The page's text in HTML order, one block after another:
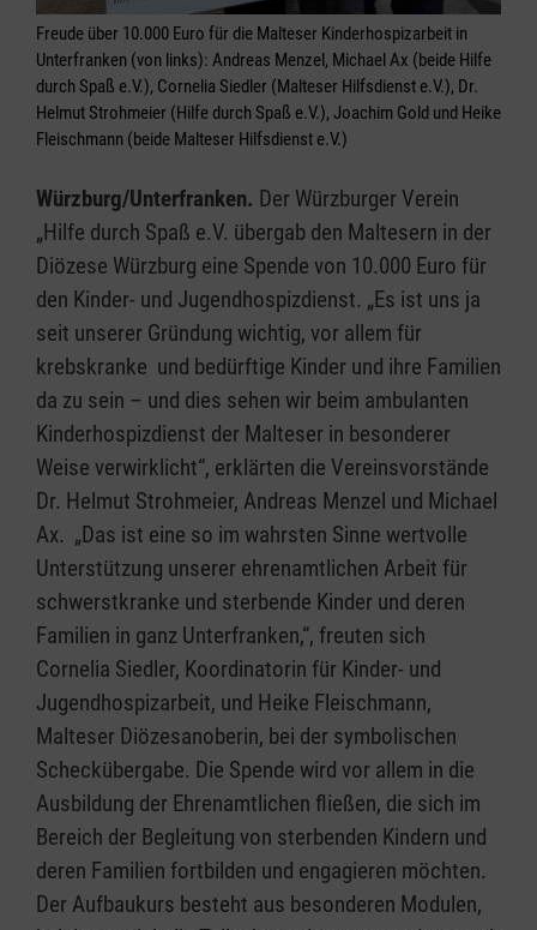
Freude über 10.000 Euro für die Malteser Kinderhospizarbeit in
Unterfranken (von links): Andreas Menzel, Michael Ax (beide Hilfe
durch Spaß e.V.), Cornelia Siedler (Malteser Hilfsdienst e.V.), Dr.
Helmut Strohmeier (Hilfe durch Spaß e.V.), Joachim Gold und Heike
Fleischmann (beide Malteser Hilfsdienst e.V.)
Würzburg/Unterfranken. Der Würzburger Verein
„Hilfe durch Spaß e.V. übergab den Maltesern in der
Diözese Würzburg eine Spende von 10.000 Euro für
den Kinder- und Jugendhospizdienst. „Es ist uns ja
seit unserer Gründung wichtig, vor allem für
krebskranke und bedürftige Kinder und ihre Familien
da zu sein – und dies sehen wir beim ambulanten
Kinderhospizdienst der Malteser in besonderer
Weise verwirklicht“, erklärten die Vereinsvorstände
Dr. Helmut Strohmeier, Andreas Menzel und Michael
Ax. „Das ist eine so im wahrsten Sinne wertvolle
Unterstützung unserer ehrenamtlichen Arbeit für
schwerstkranke und sterbende Kinder und deren
Familien in ganz Unterfranken,“, freuten sich
Cornelia Siedler, Koordinatorin für Kinder- und
Jugendhospizarbeit, und Heike Fleischmann,
Malteser Diözesanoberin, bei der symbolischen
Scheckübergabe. Die Spende wird vor allem in die
Ausbildung der Ehrenamtlichen fließen, die sich im
Bereich der Begleitung von sterbenden Kindern und
deren Familien fortbilden und engagieren möchten.
Der Aufbaukurs besteht aus besonderen Modulen,